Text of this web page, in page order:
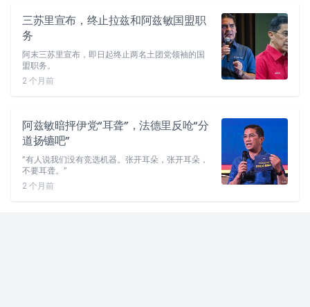
三苏里宣布，终止拉兹和阿兹敏国盟职
务
阿末三苏里宣布，即日起终止两名土团党领袖的国
盟职务。
2 个月前
阿兹敏暗抨伊党“耳聋”，法德里反呛“分
道扬镳吧”
“有人说我们没有竞选机器。张开耳朵，张开耳朵，
不要耳聋。”
2 个月前